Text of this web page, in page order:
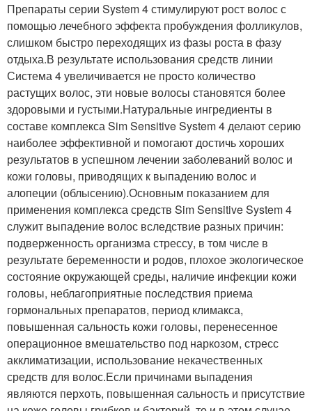
Препараты серии System 4 стимулируют рост волос с
помощью лечебного эффекта пробуждения фолликулов,
слишком быстро переходящих из фазы роста в фазу
отдыха.В результате использования средств линии
Система 4 увеличивается не просто количество
растущих волос, эти новые волосы становятся более
здоровыми и густыми.Натуральные ингредиенты в
составе комплекса Sim Sensitive System 4 делают серию
наиболее эффективной и помогают достичь хороших
результатов в успешном лечении заболеваний волос и
кожи головы, приводящих к выпадению волос и
алопеции (облысению).Основным показанием для
применения комплекса средств Sim Sensitive System 4
служит выпадение волос вследствие разных причин:
подверженность организма стрессу, в том числе в
результате беременности и родов, плохое экологическое
состояние окружающей среды, наличие инфекции кожи
головы, неблагоприятные последствия приема
гормональных препаратов, период климакса,
повышенная сальность кожи головы, перенесенное
операционное вмешательство под наркозом, стресс
акклиматизации, использование некачественных
средств для волос.Если причинами выпадения
являются перхоть, повышенная сальность и присутствие